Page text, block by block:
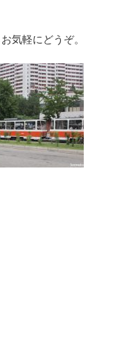
気軽にどうぞ。